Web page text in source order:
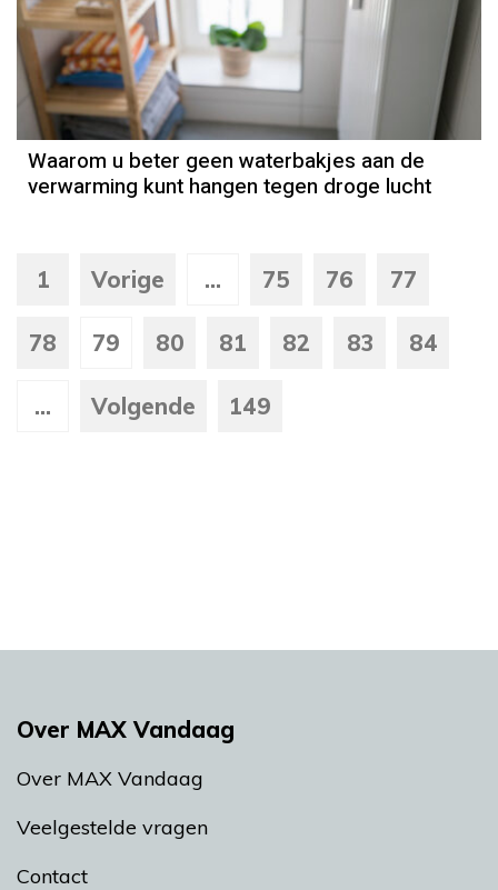
Waarom u beter geen waterbakjes aan de
verwarming kunt hangen tegen droge lucht
1 Vorige ... 75 76 77
78 79 80 81 82 83 84
... Volgende 149
Over MAX Vandaag
Over MAX Vandaag
Veelgestelde vragen
Contact